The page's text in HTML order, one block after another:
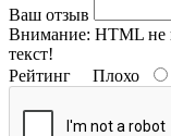
Ваш отзыв
Внимание: HTML не
текст!
Рейтинг Плохо